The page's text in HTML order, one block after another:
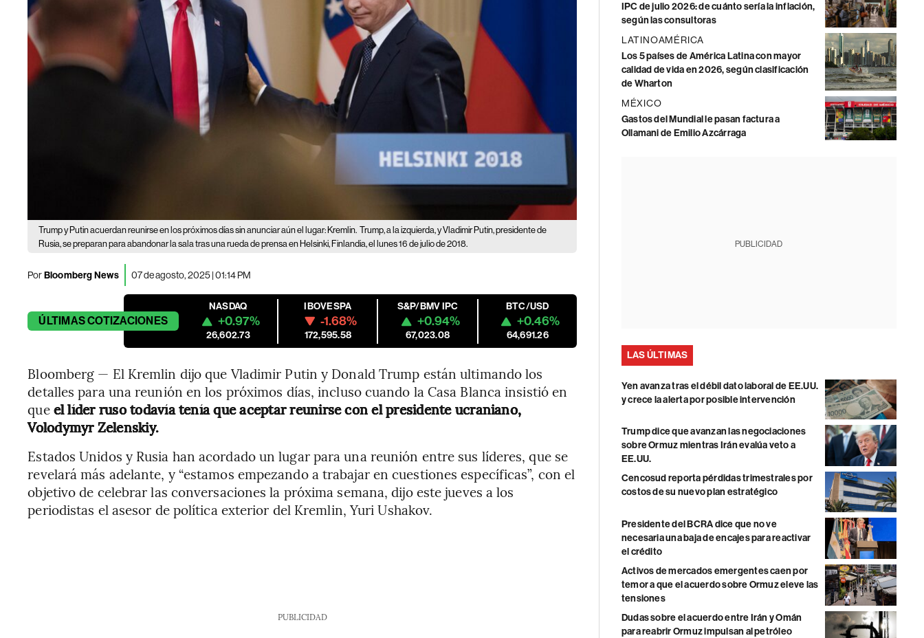
Trump y Putin acuerdan reunirse en los próximos días sin anunciar aún el lugar: Kremlin. Trump, a la izquierda, y Vladimir Putin, presidente de
Rusia, se preparan para abandonar la sala tras una rueda de prensa en Helsinki, Finlandia, el lunes 16 de julio de 2018.
PorBloomberg News 07 de agosto, 2025 | 01:14 PM
ÚLTIMASCOTIZACIONES
NASDAQ
+0.97%
26,602.73
IBOVESPA
-1.68%
172,595.58
S&P/BMV IPC
+0.94%
67,023.08
BTC/USD
+0.46%
64,691.26
Bloomberg — El Kremlin dijo que Vladimir Putin y Donald Trump están ultimando los
detalles para una reunión en los próximos días, incluso cuando la Casa Blanca insistió en
queel líder ruso todavía tenía que aceptar reunirse con el presidente ucraniano,
Volodymyr Zelenskiy.
Estados Unidos y Rusia han acordado un lugar para una reunión entre sus líderes, que se
revelará más adelante, y “estamos empezando a trabajar en cuestiones específicas”, con el
objetivo de celebrar las conversaciones la próxima semana, dijo este jueves a los
periodistas el asesor de política exterior del Kremlin, Yuri Ushakov.
PUBLICIDAD
IPC de julio 2026: de cuánto sería la inflación,
según las consultoras
LATINOAMÉRICA
Los 5 países de América Latina con mayor
calidad de vida en 2026, según clasificación
de Wharton
MÉXICO
Gastos del Mundial le pasan factura a
Ollamani de Emilio Azcárraga
PUBLICIDAD
LAS ÚLTIMAS
Yen avanza tras el débil dato laboral de EE.UU.
y crece la alerta por posible intervención
Trump dice que avanzan las negociaciones
sobre Ormuz mientras Irán evalúa veto a
EE.UU.
Cencosud reporta pérdidas trimestrales por
costos de su nuevo plan estratégico
Presidente del BCRA dice que no ve
necesaria una baja de encajes para reactivar
el crédito
Activos de mercados emergentes caen por
temor a que el acuerdo sobre Ormuz eleve las
tensiones
Dudas sobre el acuerdo entre Irán y Omán
para reabrir Ormuz impulsan al petróleo